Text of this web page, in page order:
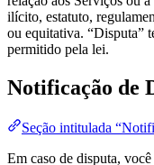
ilícito, estatuto,
ou equitativa. “Disputa”
permitido pela lei.
Notificação de
Seção intitulada
Em caso de disputa,